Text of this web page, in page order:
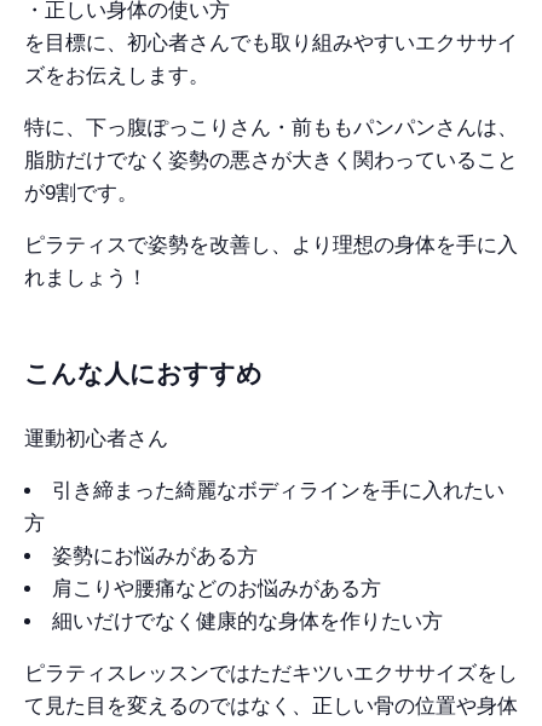
・正しい身体の使い方
を目標に、初心者さんでも取り組みやすいエクササイ
ズをお伝えします。
特に、下っ腹ぽっこりさん・前ももパンパンさんは、
脂肪だけでなく姿勢の悪さが大きく関わっていること
が9割です。
ピラティスで姿勢を改善し、より理想の身体を手に入
れましょう！
こんな人におすすめ
運動初心者さん
引き締まった綺麗なボディラインを手に入れたい
方
姿勢にお悩みがある方
肩こりや腰痛などのお悩みがある方
細いだけでなく健康的な身体を作りたい方
ピラティスレッスンではただキツいエクササイズをし
て見た目を変えるのではなく、正しい骨の位置や身体